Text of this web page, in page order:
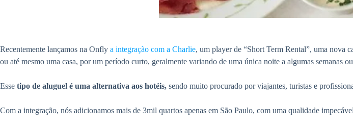
Recentemente lançamos na Onfly a integração com a Charlie, um player de “Short Term Rental”, uma nova
ou até mesmo uma casa, por um período curto, geralmente variando de uma única noite a algumas semanas
Esse tipo de aluguel é uma alternativa aos hotéis, sendo muito procurado por viajantes, turistas e
Com a integração, nós adicionamos mais de 3mil quartos apenas em São Paulo, com uma qualidade